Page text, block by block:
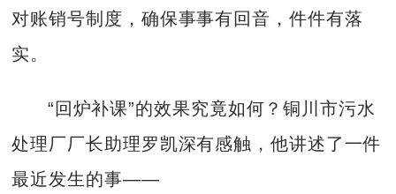
对账销号制度，确保事事有回音，件件有落
实。
“回炉补课”的效果究竟如何？铜川市污水
处理厂厂长助理罗凯深有感触，他讲述了一件
最近发生的事——